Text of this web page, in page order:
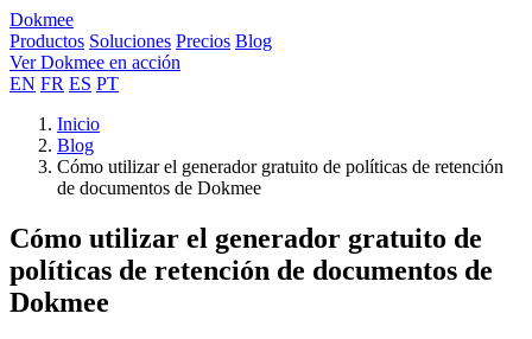
Dokmee
Productos Soluciones Precios Blog
Ver Dokmee en acción
EN FR ES PT
Inicio
Blog
Cómo utilizar el generador gratuito de políticas de retención
de documentos de Dokmee
Cómo utilizar el generador gratuito de
políticas de retención de documentos de
Dokmee